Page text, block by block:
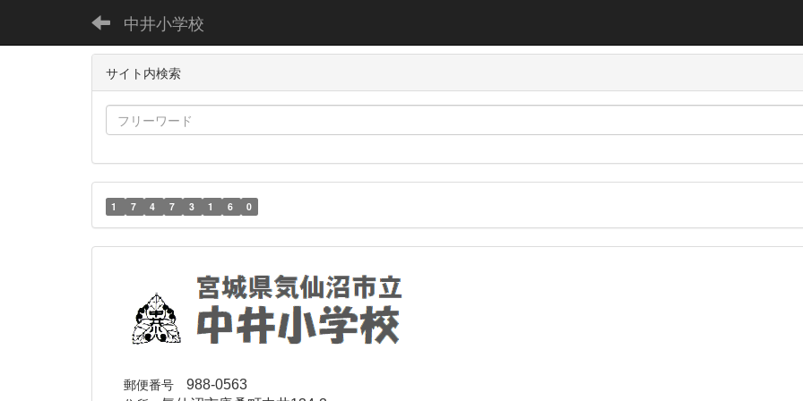
中井小学校
サイト内検索
1 7 4 7 3 1 6 0
郵便番号 988-0563